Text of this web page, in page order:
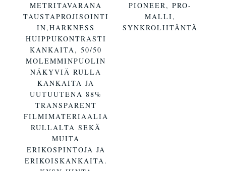
METRITAVARANA
TAUSTAPROJISOINTI
IN,HARKNESS
HUIPPUKONTRASTI
KANKAITA, 50/50
MOLEMMINPUOLIN
NÄKYVIÄ RULLA
KANKAITA JA
UUTUUTENA 88%
TRANSPARENT
FILMIMATERIAALIA
RULLALTA SEKÄ
MUITA
ERIKOSPINTOJA JA
ERIKOISKANKAITA.
PIONEER, PRO-
MALLI,
SYNKROLIITÄNTÄ